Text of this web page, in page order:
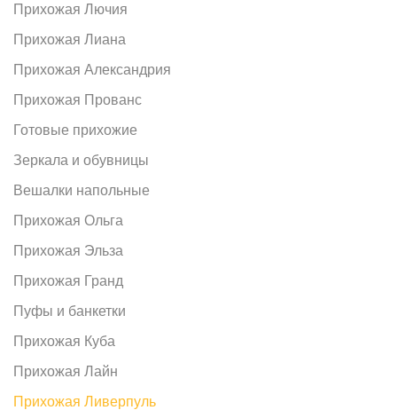
Прихожая Лючия
Прихожая Лиана
Прихожая Александрия
Прихожая Прованс
Готовые прихожие
Зеркала и обувницы
Вешалки напольные
Прихожая Ольга
Прихожая Эльза
Прихожая Гранд
Пуфы и банкетки
Прихожая Куба
Прихожая Лайн
Прихожая Ливерпуль